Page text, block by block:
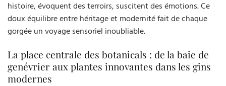
histoire, évoquent des terroirs, suscitent des émotions. Ce
doux équilibre entre héritage et modernité fait de chaque
gorgée un voyage sensoriel inoubliable.
La place centrale des botanicals : de la baie de
genévrier aux plantes innovantes dans les gins
modernes